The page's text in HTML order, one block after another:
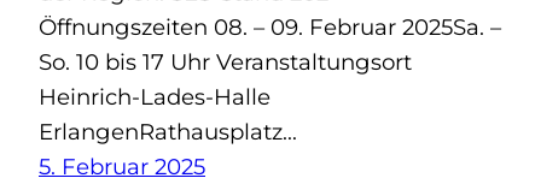
Öffnungszeiten 08. – 09. Februar 2025Sa. –
So. 10 bis 17 Uhr Veranstaltungsort
Heinrich-Lades-Halle
ErlangenRathausplatz…
5. Februar 2025